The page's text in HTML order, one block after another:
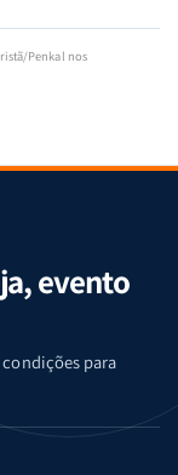
Penkal nos
evento
para